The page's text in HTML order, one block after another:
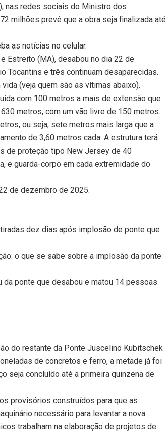
nas redes sociais do Ministro dos
milhões prevê que a obra seja finalizada até
as notícias no celular.
Estreito (MA), desabou no dia 22 de
Tocantins e três continuam desaparecidas.
(veja quem são as vítimas abaixo).
com 100 metros a mais de extensão que
metros, com um vão livre de 150 metros.
ou seja, sete metros mais larga que a
de 3,60 metros cada. A estrutura terá
de proteção tipo New Jersey de 40
e guarda-corpo em cada extremidade do
de dezembro de 2025.
dez dias após implosão de ponte que
o que se sabe sobre a implosão da ponte
ponte que desabou e matou 14 pessoas
do restante da Ponte Juscelino Kubitschek
de concretos e ferro, a metade já foi
seja concluído até a primeira quinzena de
provisórios construídos para que as
necessário para levantar a nova
trabalham na elaboração de projetos de